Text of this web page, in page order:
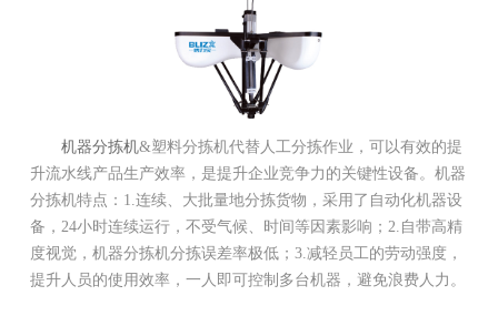
机器分拣机&塑料分拣机代替人工分拣作业，可以有效的提
升流水线产品生产效率，是提升企业竞争力的关键性设备。机器
分拣机特点：1.连续、大批量地分拣货物，采用了自动化机器设
备，24小时连续运行，不受气候、时间等因素影响；2.自带高精
度视觉，机器分拣机分拣误差率极低；3.减轻员工的劳动强度，
提升人员的使用效率，一人即可控制多台机器，避免浪费人力。